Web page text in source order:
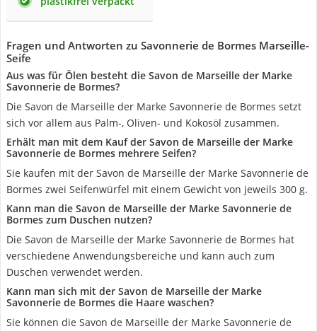
Fragen und Antworten zu Savonnerie de Bormes Marseille-
Seife
Aus was für Ölen besteht die Savon de Marseille der Marke
Savonnerie de Bormes?
Die Savon de Marseille der Marke Savonnerie de Bormes setzt
sich vor allem aus Palm-, Oliven- und Kokosöl zusammen.
Erhält man mit dem Kauf der Savon de Marseille der Marke
Savonnerie de Bormes mehrere Seifen?
Sie kaufen mit der Savon de Marseille der Marke Savonnerie de
Bormes zwei Seifenwürfel mit einem Gewicht von jeweils 300 g.
Kann man die Savon de Marseille der Marke Savonnerie de
Bormes zum Duschen nutzen?
Die Savon de Marseille der Marke Savonnerie de Bormes hat
verschiedene Anwendungsbereiche und kann auch zum
Duschen verwendet werden.
Kann man sich mit der Savon de Marseille der Marke
Savonnerie de Bormes die Haare waschen?
Sie können die Savon de Marseille der Marke Savonnerie de